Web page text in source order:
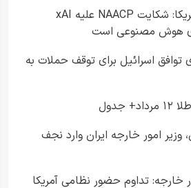
وزارت دادگستری آمریکا: شکایت NAACP علیه xAI
هوش مصنوعی است
اسرائیل برای توقف حملات به
امور خارجه ایران وارد نجف
خارجه: تداوم حضور نظامی آمریکا